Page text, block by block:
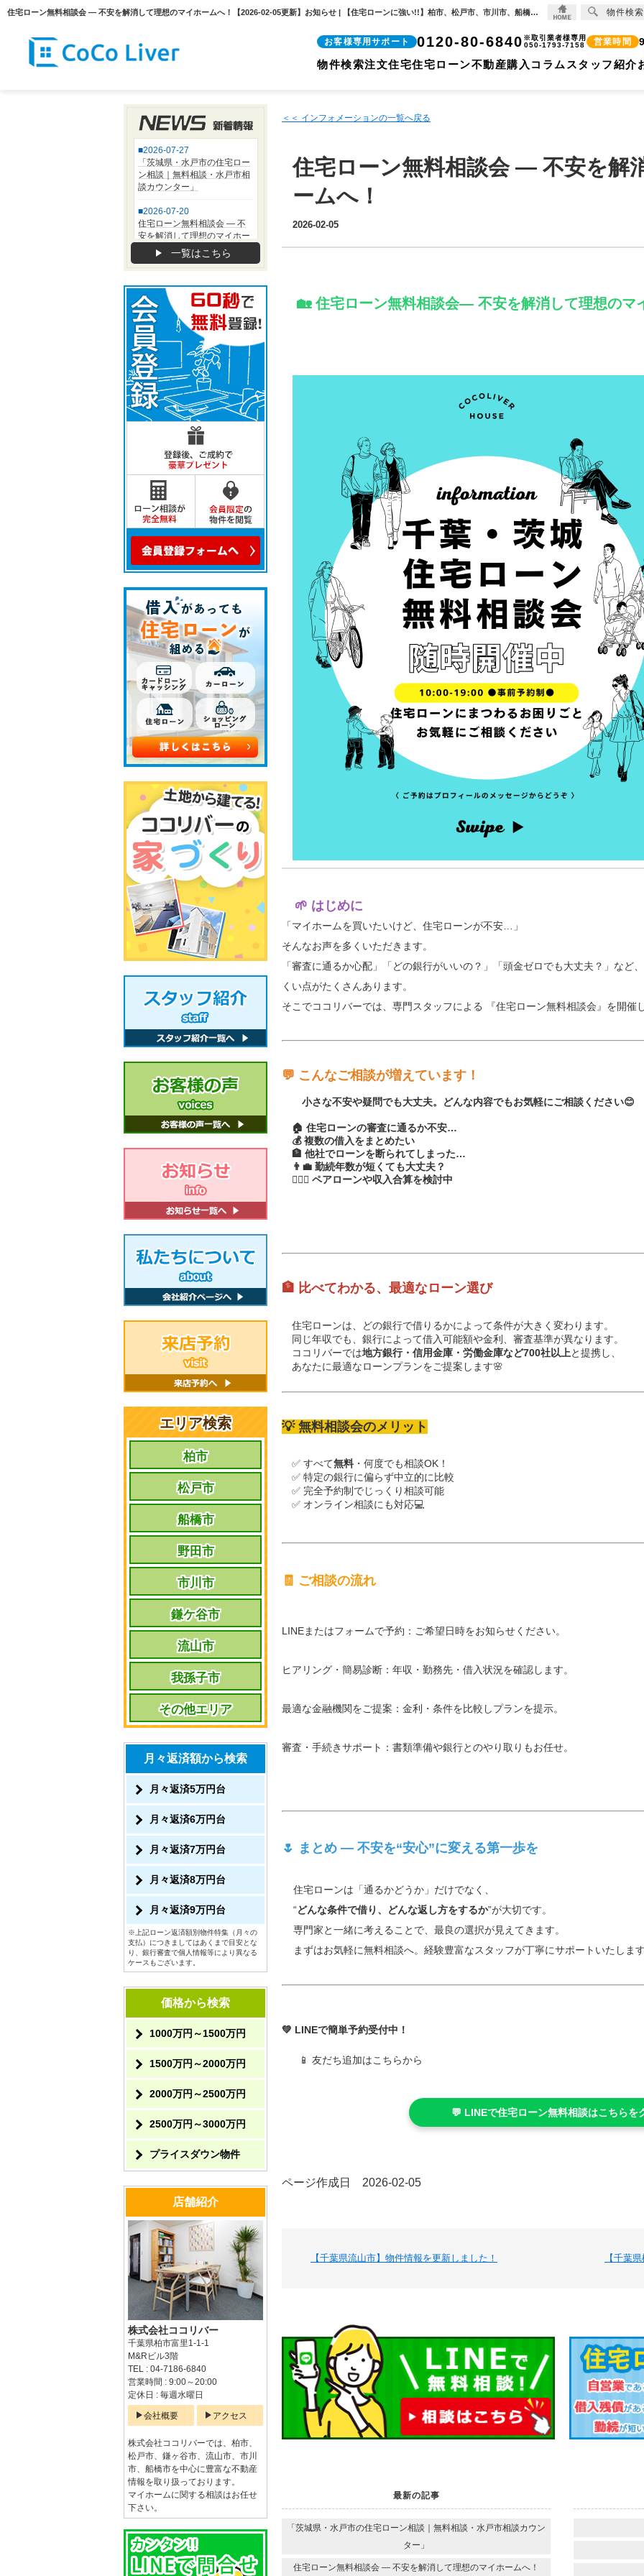
住宅ローン無料相談会 ― 不安を解消して理想のマイホームへ！【2026-02-05更新】お知らせ | 【住宅ローンに強い!!】柏市、松戸市、市川市、船橋市の不動産のことなら株式会社ココリバーの不動産のことなら株式会社ココリバー
お客様専用サポート 0120-80-6840 ※取引業者様専用
050-1793-7158
営業時間
物件検索注文住宅住宅ローン不動産購入コラム スタッフ紹介
＜＜ インフォメーションの一覧へ戻る
住宅ローン無料相談会 ― 不安を解
ームへ！
2026-02-05
🏡 住宅ローン無料相談会― 不安を解消して理想のマ
🌱 はじめに
「マイホームを買いたいけど、住宅ローンが不安…」
そんなお声を多くいただきます。
「審査に通るか心配」「どの銀行がいいの？」「頭金ゼロでも大丈夫？」な
くい点がたくさんあります。
そこでココリバーでは、専門スタッフによる 『住宅ローン無料相談会』を開
💬 こんなご相談が増えています！
小さな不安や疑問でも大丈夫。どんな内容でもお気軽にご相談ください😊
🏠 住宅ローンの審査に通るか不安…
💰 複数の借入をまとめたい
🏦 他社でローンを断られてしまった…
👨‍💼 勤続年数が短くても大丈夫？
👩‍❤️‍👨 ペアローンや収入合算を検討中
🏦 比べてわかる、最適なローン選び
住宅ローンは、どの銀行で借りるかによって条件が大きく変わります。
同じ年収でも、銀行によって借入可能額や金利、審査基準が異なります。
ココリバーでは地方銀行・信用金庫・労働金庫など700社以上と提携し、
あなたに最適なローンプランをご提案します🌸
💡 無料相談会のメリット
✅ すべて無料 ・何度でも相談OK！
✅ 特定の銀行に偏らず中立的に比較
✅ 完全予約制でじっくり相談可能
✅ オンライン相談にも対応💻
🧾 ご相談の流れ
LINEまたはフォームで予約：ご希望日時をお知らせください。
ヒアリング・簡易診断：年収・勤務先・借入状況を確認します。
最適な金融機関をご提案：金利・条件を比較しプランを提示。
審査・手続きサポート：書類準備や銀行とのやり取りもお任せ。
🌷 まとめ ― 不安を“安心”に変える第一歩を
住宅ローンは「通るかどうか」だけでなく、
“どんな条件で借り、どんな返し方をするか”が大切です。
専門家と一緒に考えることで、最良の選択が見えてきます。
まずはお気軽に無料相談へ。経験豊富なスタッフが丁寧にサポートいたしま
💚 LINEで簡単予約受付中！
📱 友だち追加はこちらから
💬 LINEで住宅ローン無料相談はこちらを
ページ作成日 2026-02-05
【千葉県流山市】物件情報を更新しました！ 【千葉
最新の記事
「茨城県・水戸市の住宅ローン相談｜無料相談・水戸市相談カウン
ター」
住宅ローン無料相談会 ― 不安を解消して理想のマイホームへ！
一覧はこちら
エリア検索
柏市
松戸市
船橋市
野田市
市川市
鎌ケ谷市
流山市
我孫子市
その他エリア
月々返済額から検索
月々返済5万円台
月々返済6万円台
月々返済7万円台
月々返済8万円台
月々返済9万円台
※上記ローン返済額別物件特集（月々の
支払）につきましてはあくまで目安とな
り、銀行審査で個人情報等により異なる
ケースもございます。
価格から検索
1000万円～1500万円
1500万円～2000万円
2000万円～2500万円
2500万円～3000万円
プライスダウン物件
店舗紹介
株式会社ココリバー
千葉県柏市富里1-1-1
M&Rビル3階
TEL : 04-7186-6840
営業時間 : 9:00～20:00
定休日 : 毎週水曜日
会社概要 アクセス
株式会社ココリバーでは、柏市、
松戸市、鎌ヶ谷市、流山市、市川
市、船橋市を中心に豊富な不動産
情報を取り扱っております。
マイホームに関する相談はお任せ
下さい。
物件検索